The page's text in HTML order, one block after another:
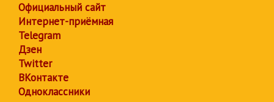
Официальный сайт
Интернет-приёмная
Telegram
Дзен
Twitter
ВКонтакте
Одноклассники